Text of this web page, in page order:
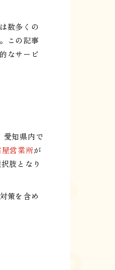
数多くの
この記事
なサービ
愛知県内で
営業所が
肢となり
策を含め